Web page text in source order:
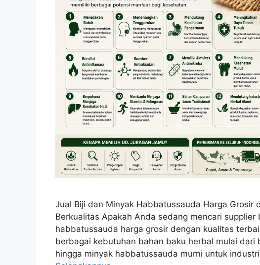
Jual Biji dan Minyak Habbatussauda Harga Grosir
Berkualitas Apakah Anda sedang mencari
habbatussauda harga grosir dengan kualitas
berbagai kebutuhan bahan baku herbal mulai
hingga minyak habbatussauda murni untuk